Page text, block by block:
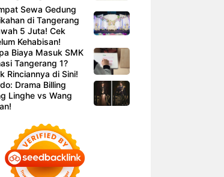
Sewa Gedung
di Tangerang
5 Juta! Cek
Kehabisan!
Biaya Masuk SMK
Tangerang 1?
Rinciannya di Sini!
Drama Billing
Linghe vs Wang